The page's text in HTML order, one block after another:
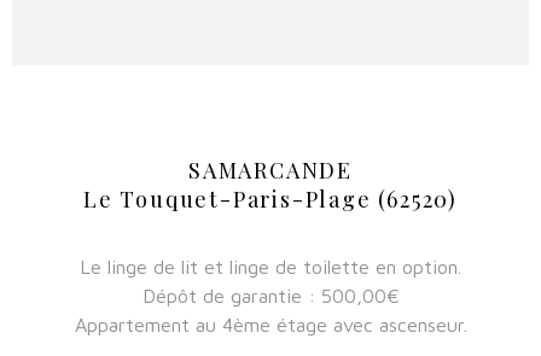
SAMARCANDE
Le Touquet-Paris-Plage (62520)
Le linge de lit et linge de toilette en option.
Dépôt de garantie : 500,00€
Appartement au 4ème étage avec ascenseur.